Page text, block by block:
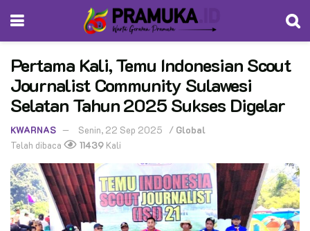
Pertama Kali, Temu Indonesian Scout
Journalist Community Sulawesi
Selatan Tahun 2025 Sukses Digelar
KWARNAS Senin, 22 Sep 2025 / Global
Telah dibaca
11439 Kali